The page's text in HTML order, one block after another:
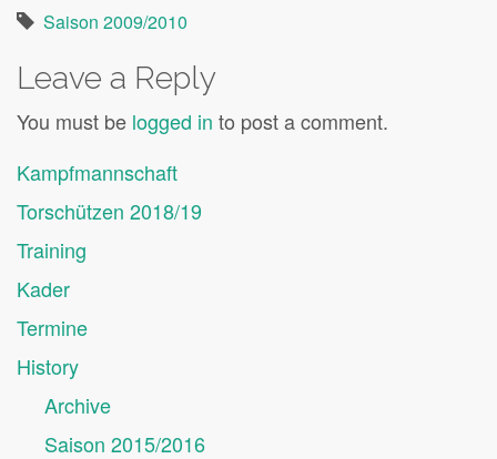
Saison 2009/2010
Leave a Reply
You must be logged in to post a comment.
Kampfmannschaft
Torschützen 2018/19
Training
Kader
Termine
History
Archive
Saison 2015/2016